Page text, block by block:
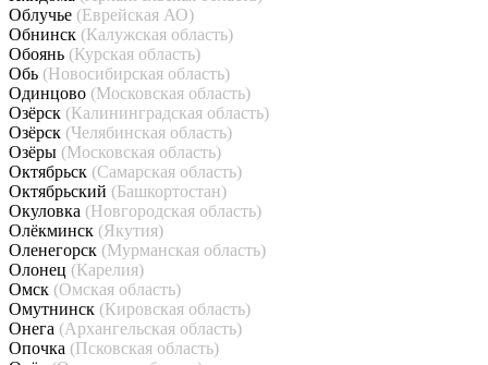
Облучье (Еврейская АО)
Обнинск (Калужская область)
Обоянь (Курская область)
Обь (Новосибирская область)
Одинцово (Московская область)
Озёрск (Калининградская область)
Озёрск (Челябинская область)
Озёры (Московская область)
Октябрьск (Самарская область)
Октябрьский (Башкортостан)
Окуловка (Новгородская область)
Олёкминск (Якутия)
Оленегорск (Мурманская область)
Олонец (Карелия)
Омск (Омская область)
Омутнинск (Кировская область)
Онега (Архангельская область)
Опочка (Псковская область)